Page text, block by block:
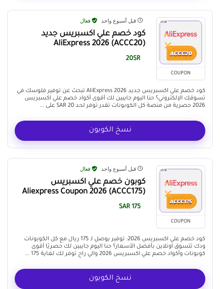
COUPON
قبل أسبوع واحد فعال
كود خصم علي اكسبريس جديد
(ACCC20) AliExpress 2026
20SR
كود خصم علي اكسبريس جديد AliExpress 2026 تبحث عن توفير فلوسك في
تسوقك الإلكتروني؟ حنا اليوم جايبين لك أقوى أكواد خصم علي اكسبريس
2026 حصرية من منصة كل الكوبونات تقدر توفر لحد 20 SAR على ...
نسخ الكوبون
COUPON
قبل أسبوع واحد فعال
كوبون خصم علي اكسبريس
(ACCC175) Aliexpress Coupon 2026
175 SAR
كود خصم علي اكسبريس 2026: توفير يوصل لـ 175 ريال مع كل الكوبونات
ودك تتسوق اونلاين بأفضل الأسعار؟ حنا اليوم جايبين لك حصريًا أقوى
كوبونات وأكواد خصم علي اكسبريس 2026 والي راح توفر لك لغاية 175 ...
نسخ الكوبون